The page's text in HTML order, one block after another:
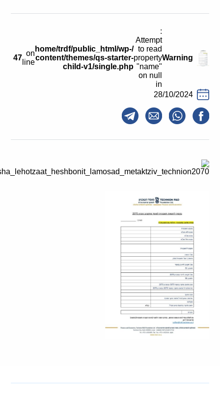
English
Warning
:
Attempt
to read
property
"name"
on null
in
/home/trdf/public_html/wp-
content/themes/qs-starter-
child-v1/single.php
on
line
47
28/10/2024